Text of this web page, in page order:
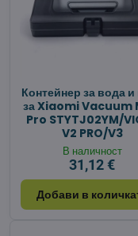
Контейнер за вода и
за Xiaomi Vacuum
Pro STYTJ02YM/
V2 PRO/V3
В наличност
31,12 €
Добави в